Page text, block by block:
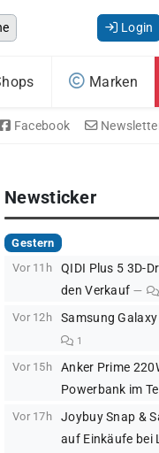
Login
Marken
Facebook
Newsticker
Gestern
Vor 11h
QIDI Plus 5 3D-
den Verkauf
Vor 12h Samsung
1
Vor 15h
Anker Prime
Powerbank im
Vor 17h
Joybuy Snap &
auf Einkäufe bei